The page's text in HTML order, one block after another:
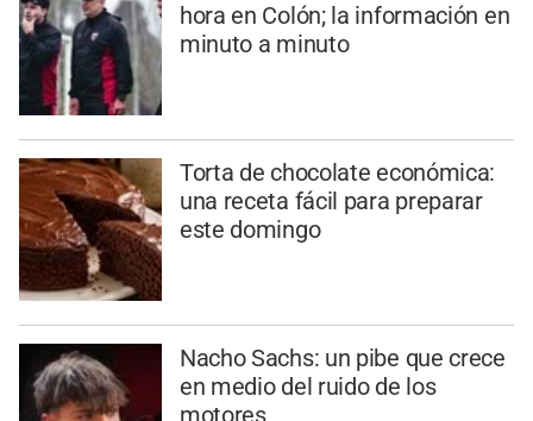
hora en Colón; la información en
minuto a minuto
Torta de chocolate económica:
una receta fácil para preparar
este domingo
Nacho Sachs: un pibe que crece
en medio del ruido de los
motores